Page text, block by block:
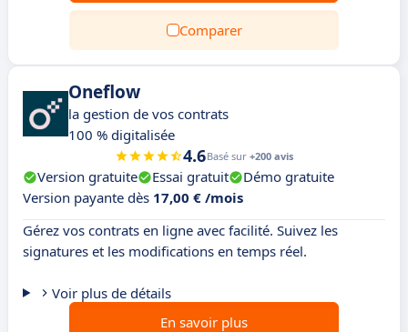
Comparer
Oneflow
la gestion de vos contrats
100 % digitalisée
4.6Basé sur +200 avis
Version gratuite Essai gratuit
Démo gratuite
Version payante dès 17,00 € /mois
Gérez vos contrats en ligne avec facilité. Suivez les
signatures et les modifications en temps réel.
Voir plus de détails
En savoir plus